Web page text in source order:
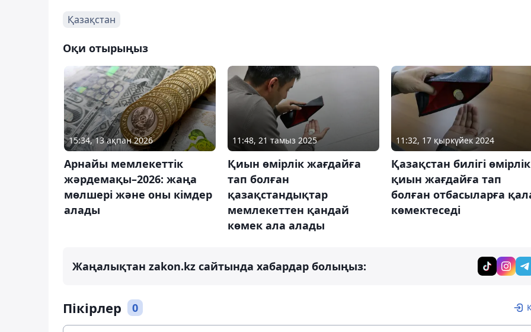
Қазақстан
Оқи отырыңыз
15:34, 13 ақпан 2026
Арнайы мемлекеттік
жәрдемақы–2026: жаңа
мөлшері және оны кімдер
алады
11:48, 21 тамыз 2025
Қиын өмірлік жағдайға
тап болған
қазақстандықтар
мемлекеттен қандай
көмек ала алады
11:32, 17 қыркүйек 2024
Қазақстан билігі өмірлік
қиын жағдайға тап
болған отбасыларға
көмектеседі
Жаңалықтан zakon.kz сайтында хабардар болыңыз:
Пікірлер 0